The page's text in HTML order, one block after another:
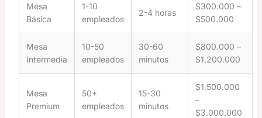
Mesa
Básica
1-10
empleados
2-4 horas
$300.000 –
$500.000
Mesa
Intermedia
10-50
empleados
30-60
minutos
$800.000 –
$1.200.000
Mesa
Premium
50+
empleados
15-30
minutos
$1.500.000
–
$3.000.000